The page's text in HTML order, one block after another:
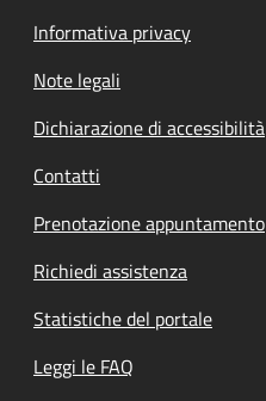
Informativa privacy
Note legali
Dichiarazione di accessibilità
Contatti
Prenotazione appuntamento
Richiedi assistenza
Statistiche del portale
Leggi le FAQ